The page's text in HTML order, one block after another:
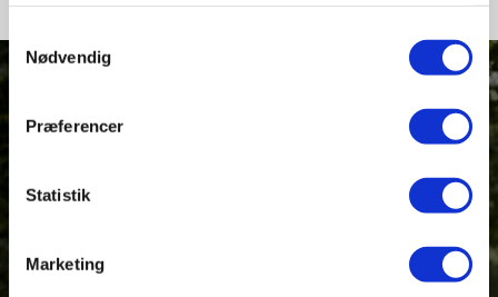
Nødvendig
Præferencer
Statistik
Marketing
Synes du også at VIES lyder som stedet for dig, så